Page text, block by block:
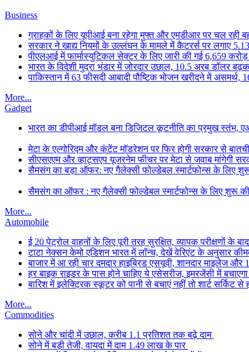
Business
ग्राहकों के लिए यूपीआई बना रहेगा मुफ्त और एमडीआर पर चल रही
सरकार ने खाद्य नियमों के उल्लंघन के मामले में कैटरर्स पर लगाए
पीएलआई में फार्मास्युटिकल सेक्टर के लिए जारी की गई 6,659 करोड़
भारत के विदेशी मुद्रा भंडार में जोरदार उछाल, 10.5 अरब डॉलर
पाकिस्तान में 63 फीसदी आबादी पौष्टिक भोजन खरीदने में असमर्थ,
More...
Gadget
भारत का डीपीआई मॉडल बना डिजिटल कूटनीति का प्रमुख स्तंभ,
मेटा के एल्गोरिद्म और कंटेंट मॉडरेशन पर फिर होगी सरकार से
सीएसएएम और व्हाट्सएप यूजरनेम फीचर पर मेटा से जवाब मांगेगी
सैमसंग का बड़ा ऑफर: नए गैलेक्सी फोल्डेबल स्मार्टफोन्स के लिए
सैमसंग का ऑफर : नए गैलेक्सी फोल्डेबल स्मार्टफोन्स के लिए शुरू की
More...
Automobile
ई 20 पेट्रोल वाहनों के लिए पूरी तरह सुरक्षित, व्यापक परीक्षणों के
टाटा नेक्सन केमो एडिशन भारत में लॉन्च, देखें वेरिएंट के अनुसार
बाजार में आ रही चार दमदार हाइब्रिड एसयूवी, शानदार माइलेज और
हर बाइक राइडर के पास होने चाहिए ये एसेसरीज, इमरजेंसी में
बारिश में इलेक्ट्रिक स्कूटर को पानी से बचाएं नहीं तो शार्ट सर्किट से
More...
Commodities
सोने और चांदी में उछाल, करीब 1.1 प्रतिशत तक बढ़े दाम
सोने में बड़ी तेजी, वायदा में दाम 1.49 लाख के पार